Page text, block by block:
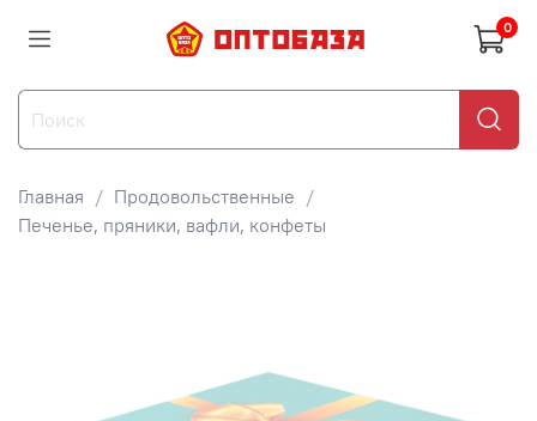
0
Главная
Продовольственные
Печенье, пряники, вафли, конфеты